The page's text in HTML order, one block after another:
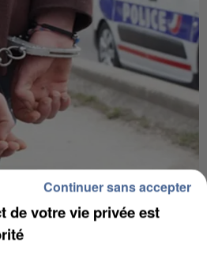
SUPPOSÉS DE LA DZ
ALGÉRIE
de votre vie privée est
Continuer sans accepter